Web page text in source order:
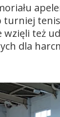
też
dla